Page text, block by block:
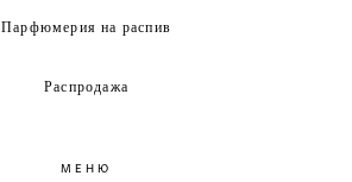
Парфюмерия на распив
Распродажа
МЕНЮ